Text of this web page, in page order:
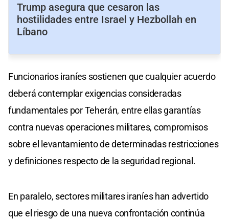
Trump asegura que cesaron las
hostilidades entre Israel y Hezbollah en
Líbano
Funcionarios iraníes sostienen que cualquier acuerdo
deberá contemplar exigencias consideradas
fundamentales por Teherán, entre ellas garantías
contra nuevas operaciones militares, compromisos
sobre el levantamiento de determinadas restricciones
y definiciones respecto de la seguridad regional.
En paralelo, sectores militares iraníes han advertido
que el riesgo de una nueva confrontación continúa